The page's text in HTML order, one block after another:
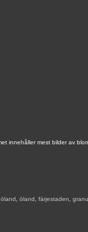
innehåller mest bilder av
öland öland färjestaden